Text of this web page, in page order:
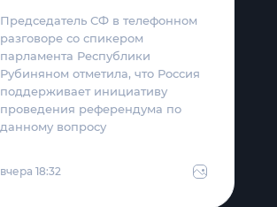
Председатель СФ в телефонном
разговоре со спикером
парламента Республики
Рубиняном отметила, что Россия
поддерживает инициативу
проведения референдума по
данному вопросу
вчера 18:32